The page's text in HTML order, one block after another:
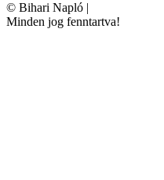
© Bihari Napló |
Minden jog fenntartva!